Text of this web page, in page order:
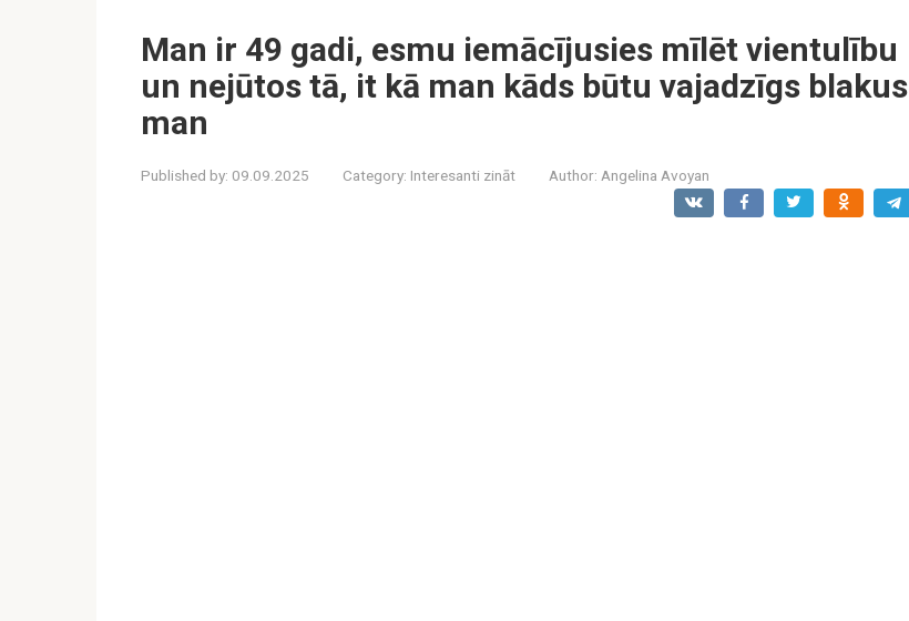
Man ir 49 gadi, esmu iemācījusies mīlēt vientulību
un nejūtos tā, it kā man kāds būtu vajadzīgs blakus
man
Published by: 09.09.2025 Category: Interesanti zināt Author: Angelina Avoyan